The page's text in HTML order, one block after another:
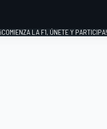
¡COMIENZA LA F1, ÚNETE Y PARTICIPA!